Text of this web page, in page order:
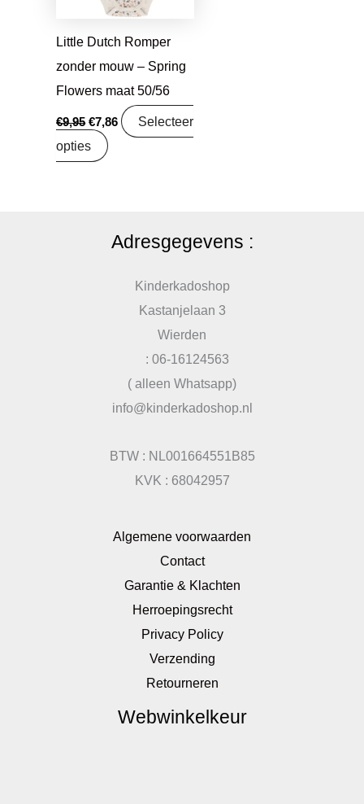
Little Dutch Romper
zonder mouw – Spring
Flowers maat 50/56
€9,95 €7,86
Selecteer
opties
Adresgegevens :
Kinderkadoshop
Kastanjelaan 3
Wierden
: 06-16124563
( alleen Whatsapp)
info@kinderkadoshop.nl
BTW : NL001664551B85
KVK : 68042957
Algemene voorwaarden
Contact
Garantie & Klachten
Herroepingsrecht
Privacy Policy
Verzending
Retourneren
Webwinkelkeur